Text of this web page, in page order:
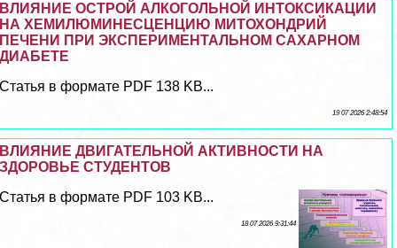
ВЛИЯНИЕ ОСТРОЙ АЛКОГОЛЬНОЙ ИНТОКСИКАЦИИ
НА ХЕМИЛЮМИНЕСЦЕНЦИЮ МИТОХОНДРИЙ
ПЕЧЕНИ ПРИ ЭКСПЕРИМЕНТАЛЬНОМ САХАРНОМ
ДИАБЕТЕ
Статья в формате PDF 138 KB...
19 07 2026 2:48:54
ВЛИЯНИЕ ДВИГАТЕЛЬНОЙ АКТИВНОСТИ НА
ЗДОРОВЬЕ СТУДЕНТОВ
Статья в формате PDF 103 KB...
18 07 2026 9:31:44